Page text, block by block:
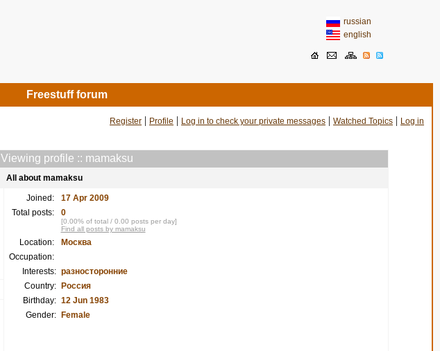
russian
english
Freestuff forum
Register | Profile | Log in to check your private messages | Watched Topics | Log in
Viewing profile :: mamaksu
All about mamaksu
Joined:
17 Apr 2009
Total posts:
0
[0.00% of total / 0.00 posts per day]
Find all posts by mamaksu
Location:
Москва
Occupation:
Interests: разносторонние
Country:
Россия
Birthday: 12 Jun 1983
Gender:
Female